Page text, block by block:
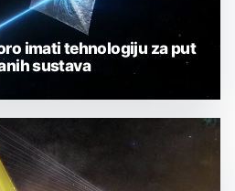
imati tehnologiju za put
sustava